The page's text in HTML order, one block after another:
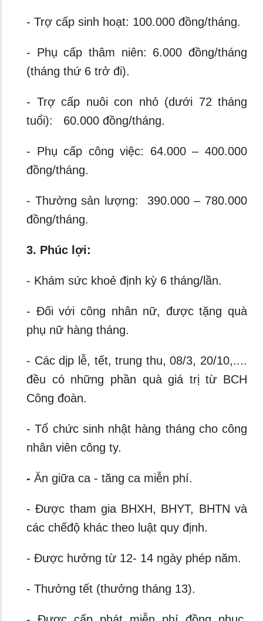
- Trợ cấp sinh hoạt: 100.000 đồng/tháng.
- Phụ cấp thâm niên: 6.000 đồng/tháng
(tháng thứ 6 trở đi).
- Trợ cấp nuôi con nhỏ (dưới 72 tháng
tuổi): 60.000 đồng/tháng.
- Phụ cấp công việc: 64.000 – 400.000
đồng/tháng.
- Thưởng sản lượng: 390.000 – 780.000
đồng/tháng.
3. Phúc lợi:
- Khám sức khoẻ định kỳ 6 tháng/lần.
- Đối với công nhân nữ, được tặng quà
phụ nữ hàng tháng.
- Các dịp lễ, tết, trung thu, 08/3, 20/10,....
đều có những phần quà giá trị từ BCH
Công đoàn.
- Tổ chức sinh nhật hàng tháng cho công
nhân viên công ty.
- Ăn giữa ca - tăng ca miễn phí.
- Được tham gia BHXH, BHYT, BHTN và
các chếđộ khác theo luật quy định.
- Được hưởng từ 12- 14 ngày phép năm.
- Thưởng tết (thưởng tháng 13).